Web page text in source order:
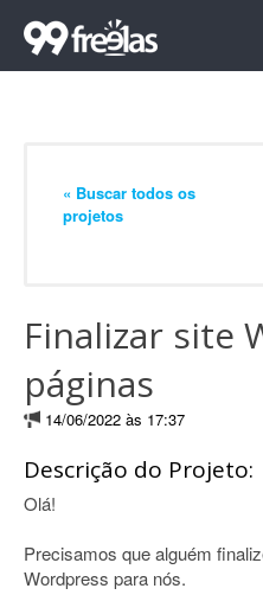
« Buscar todos os
projetos
Finalizar site
páginas
14/06/2022 às 17:37
Descrição do Projeto:
Olá!
Precisamos que alguém
Wordpress para nós.